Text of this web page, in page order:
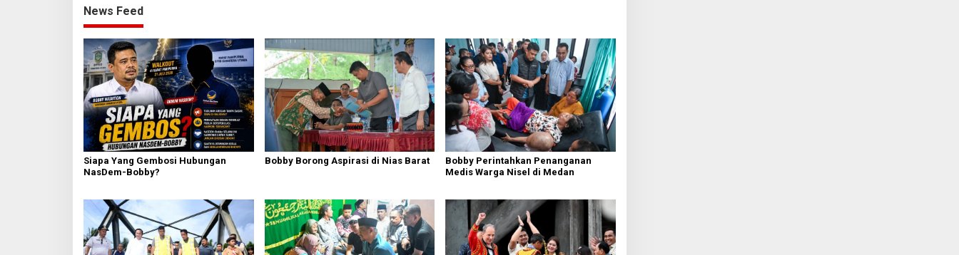
News Feed
Siapa Yang Gembosi Hubungan
NasDem-Bobby?
Bobby Borong Aspirasi di Nias Barat
Bobby Perintahkan Penanganan
Medis Warga Nisel di Medan